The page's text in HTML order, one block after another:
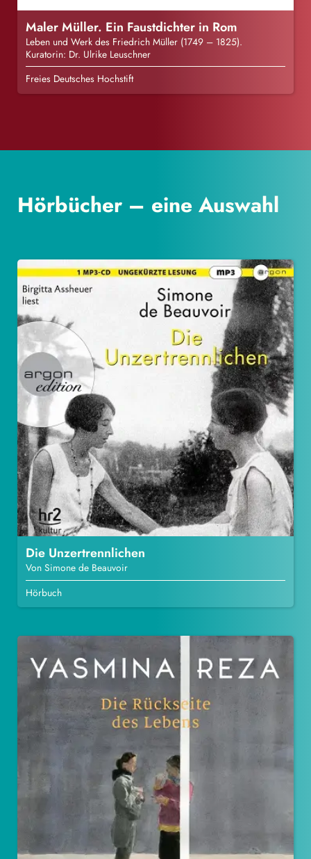
Maler Müller. Ein Faustdichter in Rom
Leben und Werk des Friedrich Müller (1749 – 1825).
Kuratorin: Dr. Ulrike Leuschner
Freies Deutsches Hochstift
Hörbücher – eine Auswahl
Die Unzertrennlichen
Von Simone de Beauvoir
Hörbuch